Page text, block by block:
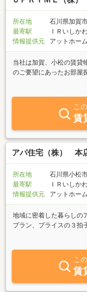
所在地
石川県加賀
最寄駅
ＩＲいしか
情報提供元
アットホーム
当社は加賀、小松の賃貸
のご要望にあったお部屋
の売買や賃貸（入退去な
こ
賃
アパ住宅（株） 本
所在地
石川県小松
最寄駅
ＩＲいしか
情報提供元
アットホーム
地域に密着した暮らしの
プラン、プライスの３
豊かさへ。マルチハビテ
造にすぎません。しかし
キと稼働させるシステム
が生まれます。そこでア
住まい」で快適な暮らし
こ
賃